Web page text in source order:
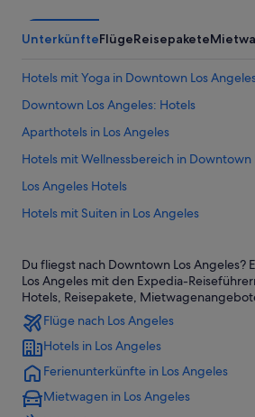
UnterkünfteFlügeReisepakete
Hotels mit Yoga in Downtown Los
Downtown Los Angeles: Hotels
Aparthotels in Los Angeles
Hotels mit Wellnessbereich in Downtown
Los Angeles Hotels
Hotels mit Suiten in Los Angeles
Hausboote in Los Angeles County
Hotels mit Suiten in Downtown Los
Hütten in Los Angeles County
Luxus in Downtown Los Angeles
Hotels mit Kinderbetreuung in Los Angeles
Südpark: Hotels
Du fliegst nach Downtown Los Angeles?
Los Angeles mit den Expedia-
Hotels, Reisepakete,
Flüge nach Los Angeles
Hotels in Los Angeles
Ferienunterkünfte in Los Angeles
Mietwagen in Los Angeles